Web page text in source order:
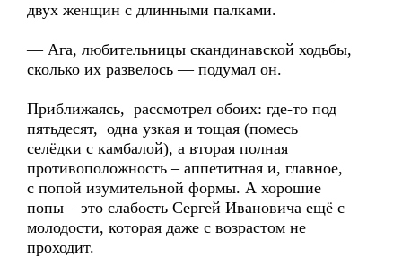
двух женщин с длинными палками.
— Ага, любительницы скандинавской ходьбы,
сколько их развелось — подумал он.
Приближаясь, рассмотрел обоих: где-то под
пятьдесят, одна узкая и тощая (помесь
селёдки с камбалой), а вторая полная
противоположность – аппетитная и, главное,
с попой изумительной формы. А хорошие
попы – это слабость Сергей Ивановича ещё с
молодости, которая даже с возрастом не
проходит.